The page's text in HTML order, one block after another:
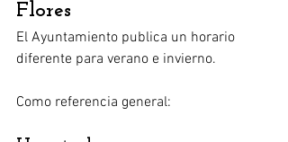
Flores
El Ayuntamiento publica un horario
diferente para verano e invierno.
Como referencia general: